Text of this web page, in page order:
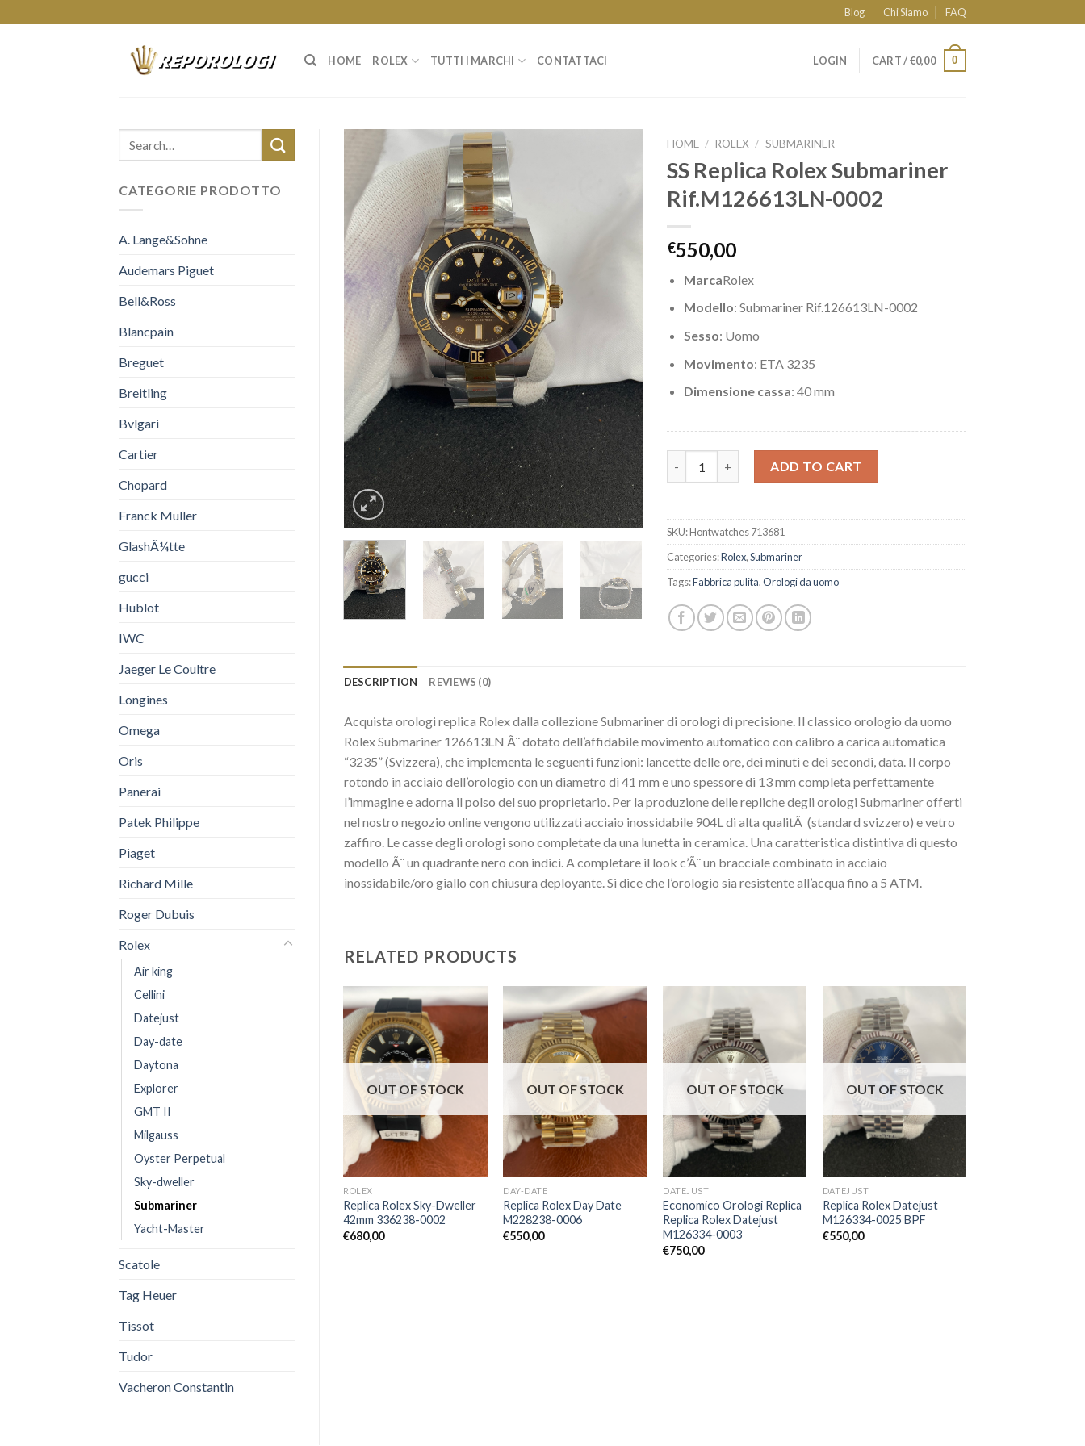
to
Blog Chi Siamo FAQ
HOME ROLEX TUTTI I MARCHI CONTATTACI LOGIN CART /€0,00 0
CATEGORIE PRODOTTO
A. Lange&Sohne
Audemars Piguet
Bell&Ross
Blancpain
Breguet
Breitling
Bvlgari
Cartier
Chopard
Franck Muller
GlashÃ¼tte
gucci
Hublot
IWC
Jaeger Le Coultre
Longines
Omega
Oris
Panerai
Patek Philippe
Piaget
Richard Mille
Roger Dubuis
Rolex
Air king
Cellini
Datejust
Day-date
Daytona
Explorer
GMT II
Milgauss
Oyster Perpetual
Sky-dweller
Submariner
Yacht-Master
Scatole
Tag Heuer
Tissot
Tudor
Vacheron Constantin
HOME / ROLEX / SUBMARINER
SS Replica Rolex Submariner
Rif.M126613LN-0002
€550,00
MarcaRolex
Modello: Submariner Rif.126613LN-0002
Sesso: Uomo
Movimento: ETA 3235
Dimensione cassa: 40 mm
ADD TO CART
SKU:Hontwatches 713681
Categories:Rolex,Submariner
Tags:Fabbrica pulita,Orologi da uomo
DESCRIPTION REVIEWS (0)
Acquista orologi replica Rolex dalla collezione Submariner di orologi di precisione. Il classico orologio da uomo
Rolex Submariner 126613LN Ã¨ dotato dell’affidabile movimento automatico con calibro a carica automatica
“3235” (Svizzera), che implementa le seguenti funzioni: lancette delle ore, dei minuti e dei secondi, data. Il corpo
rotondo in acciaio dell’orologio con un diametro di 41 mm e uno spessore di 13 mm completa perfettamente
l’immagine e adorna il polso del suo proprietario. Per la produzione delle repliche degli orologi Submariner offerti
nel nostro negozio online vengono utilizzati acciaio inossidabile 904L di alta qualitÃ (standard svizzero) e vetro
zaffiro. Le casse degli orologi sono completate da una lunetta in ceramica. Una caratteristica distintiva di questo
modello Ã¨ un quadrante nero con indici. A completare il look c’Ã¨ un bracciale combinato in acciaio
inossidabile/oro giallo con chiusura deployante. Si dice che l’orologio sia resistente all’acqua fino a 5 ATM.
RELATED PRODUCTS
OUT OF STOCK
ROLEX
Replica Rolex Sky-Dweller
42mm 336238-0002
€680,00
OUT OF STOCK
DAY-DATE
Replica Rolex Day Date
M228238-0006
€550,00
OUT OF STOCK
DATEJUST
Economico Orologi Replica
Replica Rolex Datejust
M126334-0003
€750,00
OUT OF STOCK
DATEJUST
Replica Rolex Datejust
M126334-0025 BPF
€550,00
OUT OF STOCK
SS Replica Rolex Daytona
Replica Rolex Datejust
€550,00